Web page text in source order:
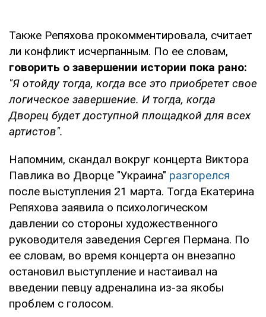
Также Репяхова прокомментировала, считает
ли конфликт исчерпанным. По ее словам,
говорить о завершении истории пока рано:
"Я отойду тогда, когда все это приобретет свое
логическое завершение. И тогда, когда
Дворец будет доступной площадкой для всех
артистов".
Напомним, скандал вокруг концерта Виктора
Павлика во Дворце "Украина" разгорелся
после выступления 21 марта. Тогда Екатерина
Репяхова заявила о психологическом
давлении со стороны художественного
руководителя заведения Сергея Пермана. По
ее словам, во время концерта он внезапно
остановил выступление и настаивал на
введении певцу адреналина из-за якобы
проблем с голосом.